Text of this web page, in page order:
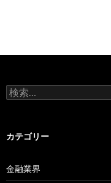
検
索:
カテゴリー
金融業界